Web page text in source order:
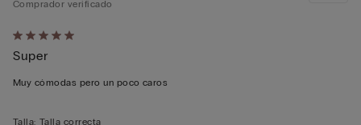
Calificación
de
5
5
Comprador verificado
Super
Muy cómodas pero un poco caros
Talla: Talla correcta